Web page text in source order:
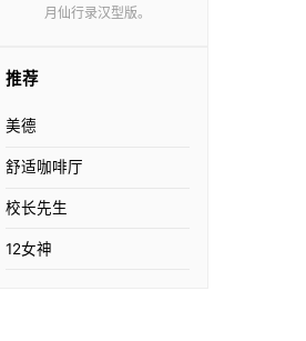
月仙行录汉型版。
推荐
美德
舒适咖啡厅
校长先生
12女神